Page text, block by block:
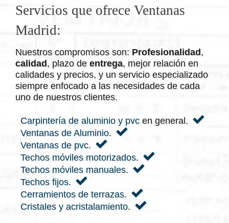
Servicios que ofrece Ventanas
Madrid:
Nuestros compromisos son: Profesionalidad,
calidad, plazo de entrega, mejor relación en
calidades y precios, y un servicio especializado
siempre enfocado a las necesidades de cada
uno de nuestros clientes.
Carpintería de aluminio y pvcen general.
Ventanas de Aluminio.
Ventanas de pvc.
Techos móviles motorizados.
Techos móviles manuales.
Techos fijos.
Cerramientos de terrazas.
Cristales y acristalamiento.